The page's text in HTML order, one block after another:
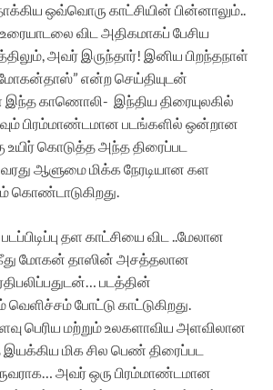
ஒவ்வொரு காட்சியின் பின்னாலும்..
விட அதிகமாகப் பேசிய
அவர் இருந்தார்! இனிய பிறந்தநாள்
என்ற செய்தியுடன்
இந்த காணொலி- இந்திய திரையுலகில்
பிரம்மாண்டமான படங்களில் ஒன்றான
உயிர் கொடுத்த அந்த திரைப்பட
ஆளுமை மிக்க நேரடியான கள
கொண்டாடுகிறது.‌
தள காட்சியை விட ..மேலான
மோகன் தாஸின் அசத்தலான
படத்தின்
போட்டு காட்டுகிறது.
பெரிய மற்றும் உலகளாவிய அளவிலான
மிக சில பெண் திரைப்பட
அவர் ஒரு பிரம்மாண்டமான